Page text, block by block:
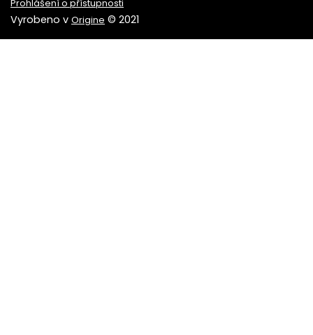
Prohlášení o přístupnosti
Vyrobeno v Origine © 2021